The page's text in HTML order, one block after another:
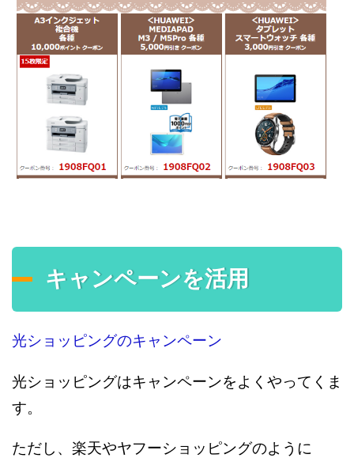
キャンペーンを活用
光ショッピングのキャンペーン
光ショッピングはキャンペーンをよくやってくま
す。
ただし、楽天やヤフーショッピングのように